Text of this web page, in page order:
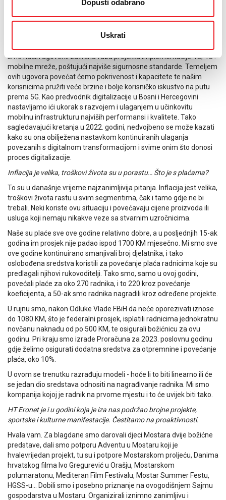
Dopusti odabrano
Uskrati
ugovore vrijedne više od 14,5 milijuna KM za nadogradnju i
smo način ugovorili završnu fazu projekta implementacije 4G/4G+
mobilne mreže, poštujući najviše sigurnosne standarde. Temeljem
ovih ugovora povećat ćemo pokrivenost i kapacitete te našim
korisnicima pružiti veće brzine i bolje korisničko iskustvo na putu
prema 5G. Kao predvodnik digitalizacije u Bosni i Hercegovini
nastavljamo ići ukorak s razvojem i ulaganjem u učinkovitu
mobilnu infrastrukturu najviših performansi i kvalitete. Tako
sagledavajući kretanja u 2022. godini, nedvojbeno se može kazati
kako su ona obilježena nastavkom kontinuiranih ulaganja
povezanih s digitalnom transformacijom i svime onim što donosi
proces digitalizacije.
Inflacija je velika, troškovi života su u porastu… Što je s plaćama?
To su u današnje vrijeme najzanimljivija pitanja. Inflacija jest velika,
troškovi života rastu u svim segmentima, čak i tamo gdje ne bi
trebali. Neki koriste ovu situaciju i povećavaju cijene proizvoda ili
usluga koji nemaju nikakve veze sa stvarnim uzročnicima.
Naše su plaće sve ove godine relativno dobre, a u posljednjih 15-ak
godina im prosjek nije padao ispod 1700 KM mjesečno. Mi smo sve
ove godine kontinuirano smanjivali broj djelatnika, i tako
oslobođena sredstva koristili za povećanje plaća radnicima koje su
predlagali njihovi rukovoditelji. Tako smo, samo u ovoj godini,
povećali plaće za oko 270 radnika, i to 220 kroz povećanje
koeficijenta, a 50-ak smo radnika nagradili kroz određene projekte.
U rujnu smo, nakon Odluke Vlade FBiH da neće oporezivati iznose
do 1080 KM, što je federalni prosjek, isplatili radnicima jednokratnu
novčanu naknadu od po 500 KM, te osigurali božićnicu za ovu
godinu. Pri kraju smo izrade Proračuna za 2023. poslovnu godinu
gdje želimo osigurati dodatna sredstva za otpremnine i povećanje
plaća, oko 10%.
U ovom se trenutku razrađuju modeli - hoće li to biti linearno ili će
se jedan dio sredstava odnositi na nagrađivanje radnika. Mi smo
kompanija kojoj je radnik na prvome mjestu i to će uvijek biti tako.
HT Eronet je i u godini koja je iza nas podržao brojne projekte,
sportske i kulturne manifestacije. Čestitamo na proaktivnosti.
Hvala vam. Za blagdane smo darovali djeci Mostara dvije božićne
predstave, dali smo potporu Adventu u Mostaru koji je
hvalevrijedan projekt, tu su i potpore Mostarskom proljeću, Danima
hrvatskog filma Ivo Gregurević u Orašju, Mostarskom
polumaratonu, Mediteran Film Festivalu, Mostar Summer Festu,
HGSS-u… Dobili smo i posebno priznanje na ovogodišnjem Sajmu
gospodarstva u Mostaru. Organizirali iznimno zanimljivu i